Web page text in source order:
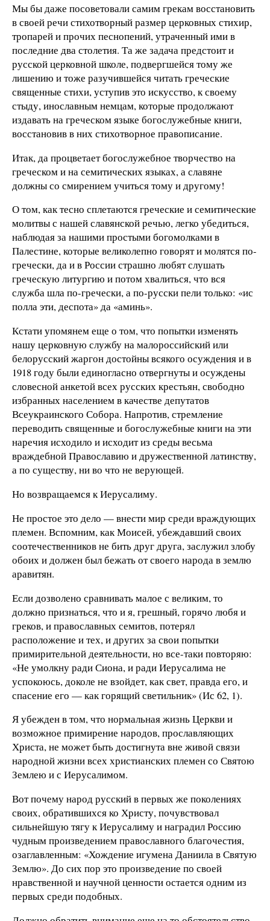
Мы бы даже посоветовали самим грекам восстановить
в своей речи стихотворный размер церковных стихир,
тропарей и прочих песнопений, утраченный ими в
последние два столетия. Та же задача предстоит и
русской церковной школе, подвергшейся тому же
лишению и тоже разучившейся читать греческие
священные стихи, уступив это искусство, к своему
стыду, инославным немцам, которые продолжают
издавать на греческом языке богослужебные книги,
восстановив в них стихотворное правописание.
Итак, да процветает богослужебное творчество на
греческом и на семитических языках, а славяне
должны со смирением учиться тому и другому!
О том, как тесно сплетаются греческие и семитические
молитвы с нашей славянской речью, легко убедиться,
наблюдая за нашими простыми богомолками в
Палестине, которые великолепно говорят и молятся по-
гречески, да и в России страшно любят слушать
греческую литургию и потом хвалиться, что вся
служба шла по-гречески, а по-русски пели только: «ис
полла эти, деспота» да «аминь».
Кстати упомянем еще о том, что попытки изменять
нашу церковную службу на малороссийский или
белорусский жаргон достойны всякого осуждения и в
1918 году были единогласно отвергнуты и осуждены
словесной анкетой всех русских крестьян, свободно
избранных населением в качестве депутатов
Всеукраинского Собора. Напротив, стремление
переводить священные и богослужебные книги на эти
наречия исходило и исходит из среды весьма
враждебной Православию и дружественной латинству,
а по существу, ни во что не верующей.
Но возвращаемся к Иерусалиму.
Не простое это дело — внести мир среди враждующих
племен. Вспомним, как Моисей, убеждавший своих
соотечественников не бить друг друга, заслужил злобу
обоих и должен был бежать от своего народа в землю
аравитян.
Если дозволено сравнивать малое с великим, то
должно признаться, что и я, грешный, горячо любя и
греков, и православных семитов, потерял
расположение и тех, и других за свои попытки
примирительной деятельности, но все-таки повторяю:
«Не умолкну ради Сиона, и ради Иерусалима не
успокоюсь, доколе не взойдет, как свет, правда его, и
спасение его — как горящий светильник» (Ис 62, 1).
Я убежден в том, что нормальная жизнь Церкви и
возможное примирение народов, прославляющих
Христа, не может быть достигнута вне живой связи
народной жизни всех христианских племен со Святою
Землею и с Иерусалимом.
Вот почему народ русский в первых же поколениях
своих, обратившихся ко Христу, почувствовал
сильнейшую тягу к Иерусалиму и наградил Россию
чудным произведением православного благочестия,
озаглавленным: «Хождение игумена Даниила в Святую
Землю». До сих пор это произведение по своей
нравственной и научной ценности остается одним из
первых среди подобных.